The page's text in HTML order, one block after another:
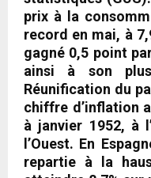
prix à la
record en mai, à
gagné 0,5 point
ainsi à son
Réunification du
chiffre d’inflation
à janvier 1952, à
l’Ouest. En
repartie à la